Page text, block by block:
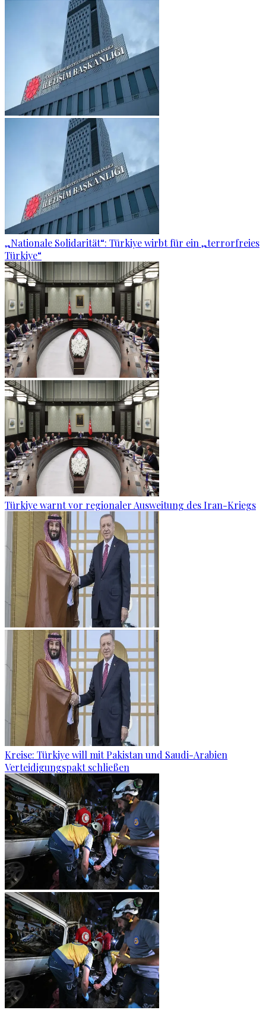
„Nationale Solidarität“: Türkiye wirbt für ein „terrorfreies
Türkiye“
Türkiye warnt vor regionaler Ausweitung des Iran-Kriegs
Kreise: Türkiye will mit Pakistan und Saudi-Arabien
Verteidigungspakt schließen